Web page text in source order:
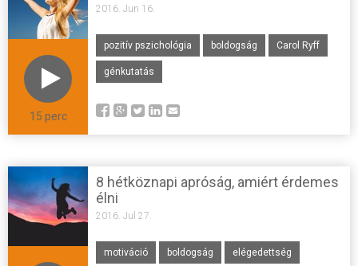
15 perc
2016. Jun 16.
pozitív pszichológia boldogság Carol Ryff
génkutatás
8 hétköznapi apróság, amiért érdemes
élni
2016. Jul 27.
motiváció boldogság elégedettség